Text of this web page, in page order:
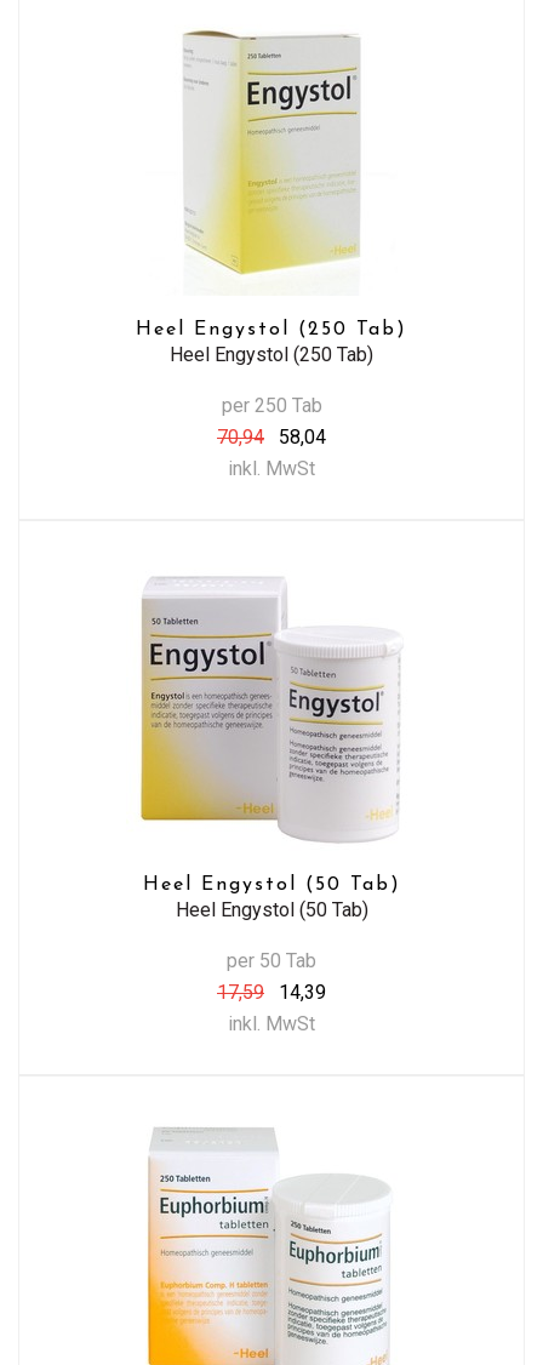
Heel Engystol (250 Tab)
Heel Engystol (250 Tab)
per 250 Tab
70,94
58,04
inkl. MwSt
Heel Engystol (50 Tab)
Heel Engystol (50 Tab)
per 50 Tab
17,59
14,39
inkl. MwSt